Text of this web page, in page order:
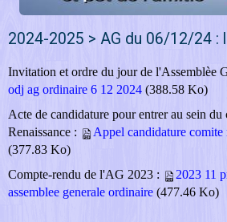
2024-2025 > AG du 06/12/24 :
Invitation et ordre du jour de l'Assemblèe
odj ag ordinaire 6 12 2024 (388.58 Ko)
Acte de candidature pour entrer au sein
Renaissance :
Appel candidature comite
(377.83 Ko)
Compte-rendu de l'AG 2023 :
2023 11
assemblee generale ordinaire (477.46 Ko)